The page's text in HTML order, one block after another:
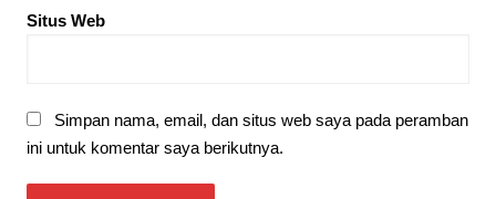
Situs Web
Simpan nama, email, dan situs web saya pada peramban
ini untuk komentar saya berikutnya.